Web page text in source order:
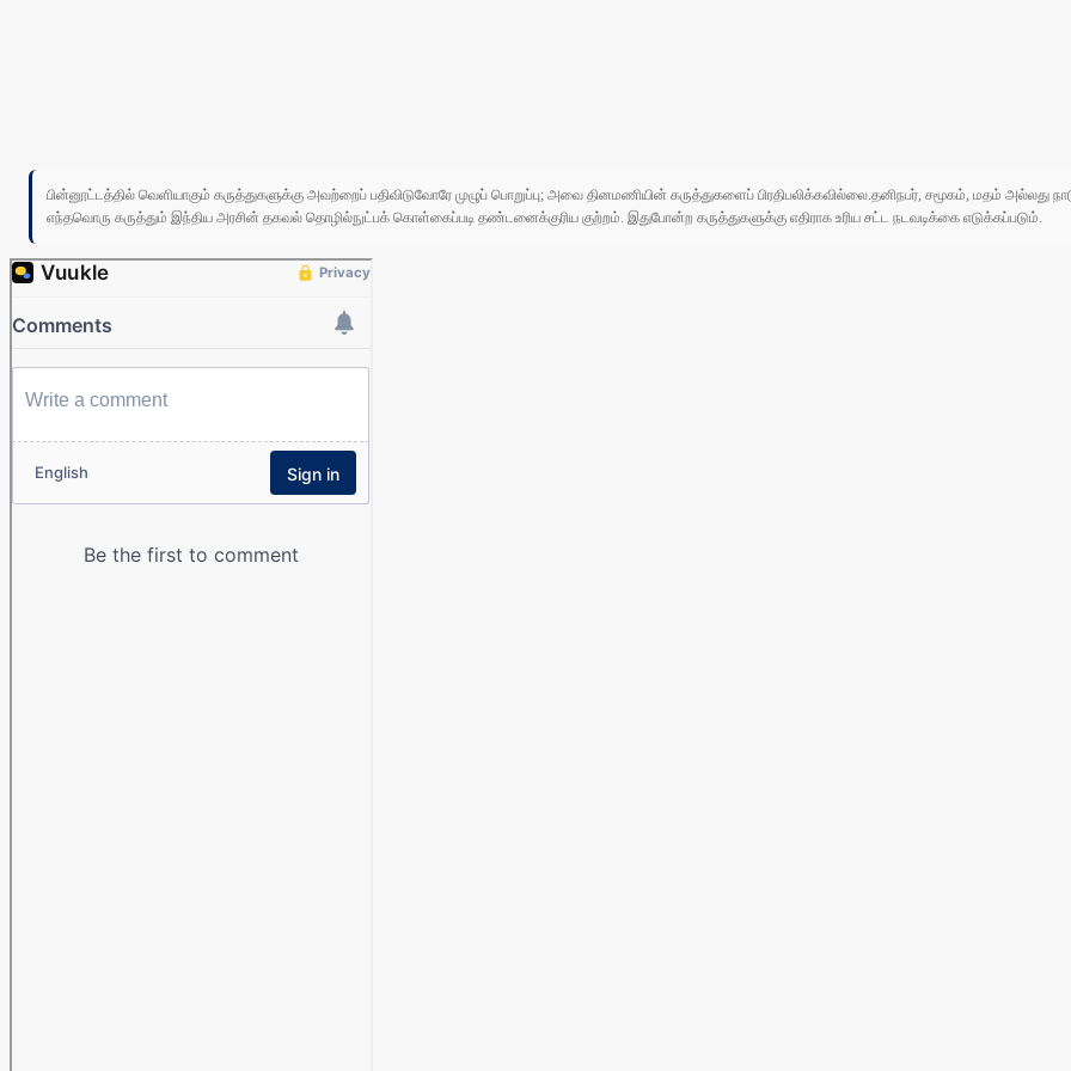
பின்னூட்டத்தில் வெளியாகும் கருத்துகளுக்கு அவற்றைப் பதிவிடுவோரே முழுப் பொறுப்பு; அவை தினமணியின் கருத்துகளைப் பிரதிபலிக்கவில்லை.தனிநபர், சமூகம், மதம் அல்லது
எந்தவொரு கருத்தும் இந்திய அரசின் தகவல் தொழில்நுட்பக் கொள்கைப்படி தண்டனைக்குரிய குற்றம். இதுபோன்ற கருத்துகளுக்கு எதிராக உரிய சட்ட நடவடிக்கை எடுக்கப்படும்.